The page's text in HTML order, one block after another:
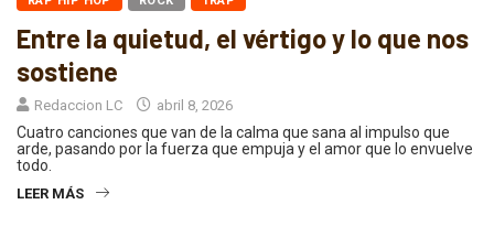
Entre la quietud, el vértigo y lo que nos
sostiene
Redaccion LC abril 8, 2026
Cuatro canciones que van de la calma que sana al impulso que
arde, pasando por la fuerza que empuja y el amor que lo envuelve
todo.
LEER MÁS